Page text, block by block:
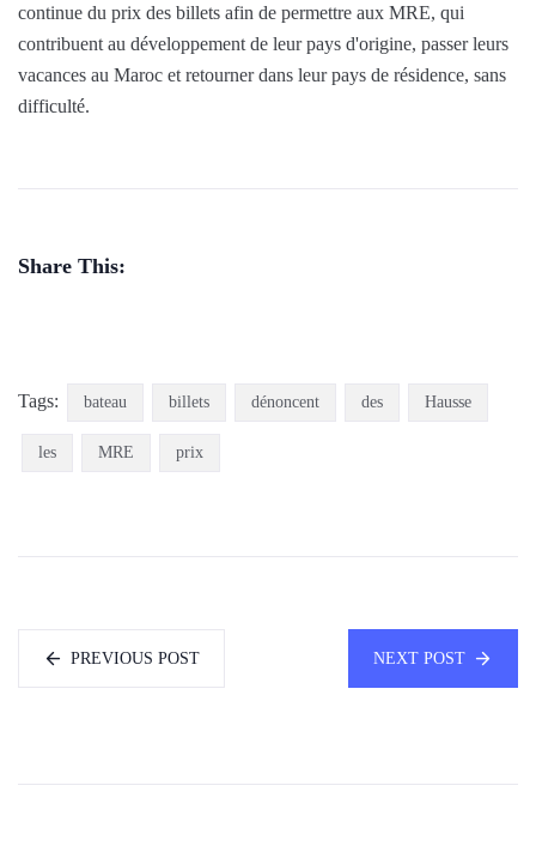
continue du prix des billets afin de permettre aux MRE, qui
contribuent au développement de leur pays d'origine, passer leurs
vacances au Maroc et retourner dans leur pays de résidence, sans
difficulté.
Share This:
Tags: bateau billets dénoncent des Hausse
les MRE prix
PREVIOUS POST NEXT POST